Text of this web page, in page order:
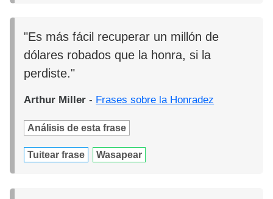
"Es más fácil recuperar un millón de
dólares robados que la honra, si la
perdiste."
Arthur Miller - Frases sobre la Honradez
Análisis de esta frase
Tuitear frase Wasapear